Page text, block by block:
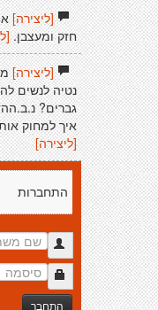
[ליצירה]
חזק ומעצבן.
[ליצירה]
נטיה לנשים
גברים?
איך למחוק
[ליצירה]
התחברות
התחבר